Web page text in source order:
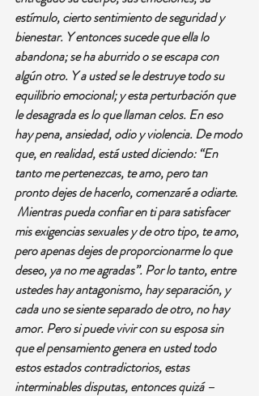
estímulo, cierto sentimiento de seguridad y
bienestar. Y entonces sucede que ella lo
abandona; se ha aburrido o se escapa con
algún otro. Y a usted se le destruye todo su
equilibrio emocional; y esta perturbación que
le desagrada es lo que llaman celos. En eso
hay pena, ansiedad, odio y violencia. De modo
que, en realidad, está usted diciendo: “En
tanto me pertenezcas, te amo, pero tan
pronto dejes de hacerlo, comenzaré a odiarte.
mis exigencias sexuales y de otro tipo, te amo,
pero apenas dejes de proporcionarme lo que
deseo, ya no me agradas”. Por lo tanto, entre
ustedes hay antagonismo, hay separación, y
cada uno se siente separado de otro, no hay
amor. Pero si puede vivir con su esposa sin
que el pensamiento genera en usted todo
estos estados contradictorios, estas
interminables disputas, entonces quizá –